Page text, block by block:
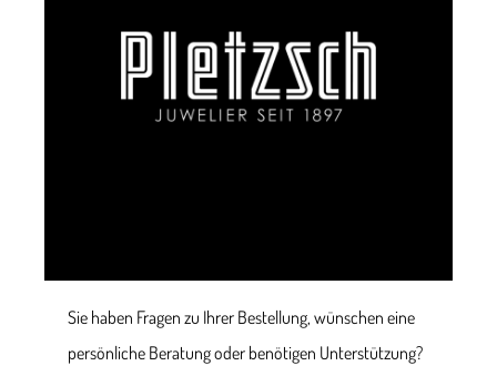
Sie haben Fragen zu Ihrer Bestellung, wünschen eine
persönliche Beratung oder benötigen Unterstützung?